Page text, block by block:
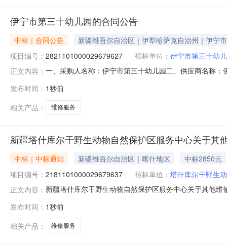
伊宁市第三十幼儿园的合同公告
中标｜合同公告
新疆维吾尔自治区｜伊犁哈萨克自治州｜伊宁市
项目编号： 2821101000029679627 招标单位： 伊宁市第三十幼
正文内容： 一、采购人名称：伊宁市第三十幼儿园二、供应商名称
求或标的基本概况：七、其它事项：详见附件中的合同
发布时间： 1秒前
相关产品：
维修服务
新疆塔什库尔干野生动物自然保护区服务中心关于
中标｜中标通知 新疆维吾尔自治区｜喀什地区
中标2850元
项目编号： 2181101000029679637 招标单位： 塔什库尔干野生
正文内容： 新疆塔什库尔干野生动物自然保护区服务中心关于其他
目联系电话:15770175938采购计划文号:采购计划金额
发布时间： 1秒前
相关产品：
维修服务